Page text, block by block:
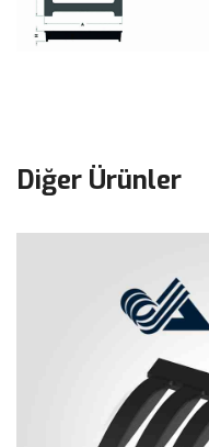
Diğer Ürünler